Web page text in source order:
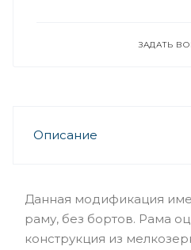
ЗАДАТЬ
Описание
Данная модификация
раму, без бортов. Рама
конструкция из